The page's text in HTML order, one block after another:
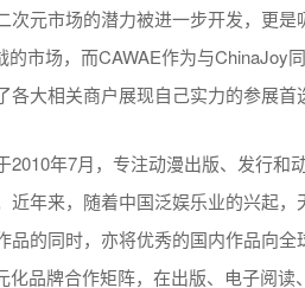
元市场的潜力被进一步开发，更是
市场，而CAWAE作为与ChinaJoy
大相关商户展现自己实力的参展首
年7月，专注动漫出版、发行和
年来，随着中国泛娱乐业的兴起，
的同时，亦将优秀的国内作品向全
品牌合作矩阵，在出版、电子阅读